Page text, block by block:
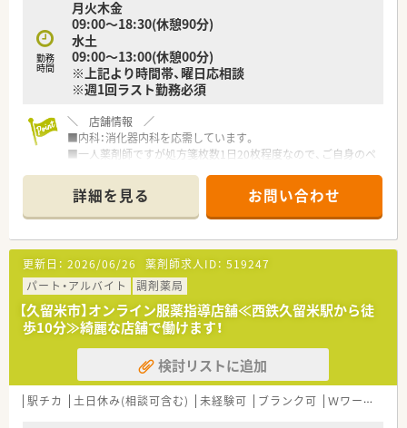
勤務
時間
月火木金
09:00～18:30(休憩90分)
水土
09:00～13:00(休憩00分)
※上記より時間帯、曜日応相談
※週1回ラスト勤務必須
＼ 店舗情報 ／
■内科：消化器内科を応需しています。
■一人薬剤師ですが処方箋枚数1日20枚程度なので、ご自身のペ
■近隣に店舗が多いため、フォロー体制も整っています。
■門前のドクターはお若い方で関係性も良好です。
＼ こんな会社です ／
■久留米市を中心に6店舗展開しており地域密着型の薬局です。
■社長はＭＲ出身で現在は本店で勤務しております。
■全体を通して若い社員が多いため、活気のある会社です。
■年功序列ではなく、頑張れば頑張った分だけ評価して頂けま
す。
■興味がある薬剤師には新店立ち上げの際に、設計から内装・配
置等、初期の段階から関わらせて頂けます。
詳細を見る お問い合わせ
更新日： 2026/06/26 薬剤師求人ID： 519247
パート・アルバイト
調剤薬局
【久留米市】オンライン服薬指導店舗≪西鉄久留米駅から徒
歩10分≫綺麗な店舗で働けます！
検討リストに追加
駅チカ 土日休み(相談可含む) 未経験可 ブランク可 Ｗワーク可